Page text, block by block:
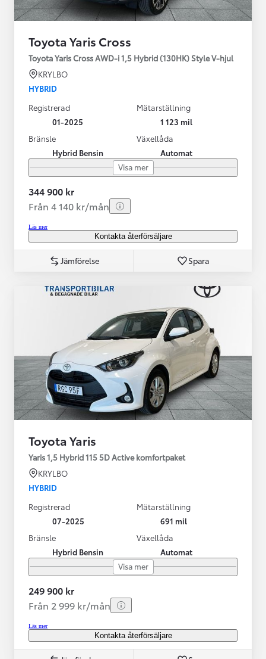
Toyota Yaris Cross
Toyota Yaris Cross AWD-i 1,5 Hybrid (130HK) Style V-hjul
KRYLBO
HYBRID
Registrerad
01-2025
Mätarställning
1 123 mil
Bränsle
Hybrid Bensin
Växellåda
Automat
Visa mer
344 900 kr
Från 4 140 kr/mån
Läs mer
Kontakta återförsäljare
Jämförelse Spara
Toyota Yaris
Yaris 1,5 Hybrid 115 5D Active komfortpaket
KRYLBO
HYBRID
Registrerad
07-2025
Mätarställning
691 mil
Bränsle
Hybrid Bensin
Växellåda
Automat
Visa mer
249 900 kr
Från 2 999 kr/mån
Läs mer
Kontakta återförsäljare